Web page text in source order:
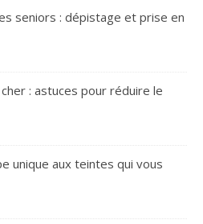
seniors : dépistage et prise en
: astuces pour réduire le
unique aux teintes qui vous